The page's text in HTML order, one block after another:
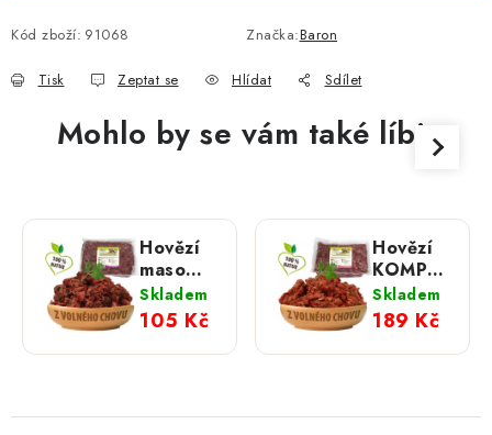
Kód zboží: 91068 Značka:Baron
Tisk Zeptat se Hlídat Sdílet
Mohlo by se vám také líbit
Hovězí
maso
Power
Mix pro
psy a
kočky –
Skladem
105 Kč
Hovězí
KOMPLET
1 kg
Skladem
189 Kč